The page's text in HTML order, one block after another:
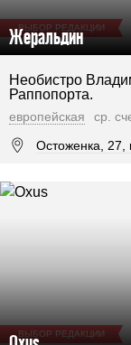
ВЫБОР РЕДАКЦИИ
Жеральдин
Необистро
Раппопорта.
европейская
ср.
Остоженка, 27,
ВЫБОР РЕДАКЦИИ